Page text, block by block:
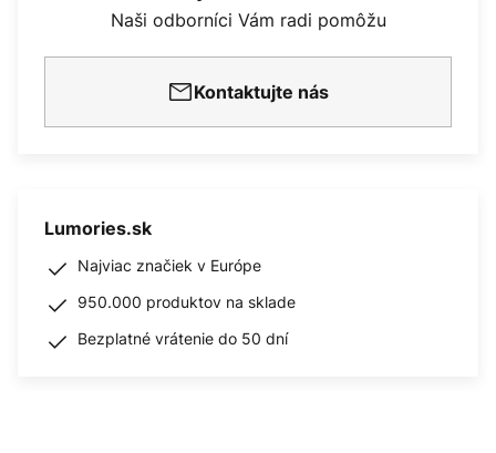
Naši odborníci Vám radi pomôžu
Kontaktujte nás
Lumories.sk
Najviac značiek v Európe
950.000 produktov na sklade
Bezplatné vrátenie do 50 dní